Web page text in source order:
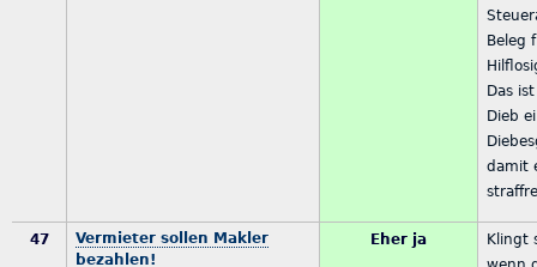
Beleg
Das
Dieb
damit
47
Vermieter sollen Makler
bezahlen!
Eher ja
Klingt